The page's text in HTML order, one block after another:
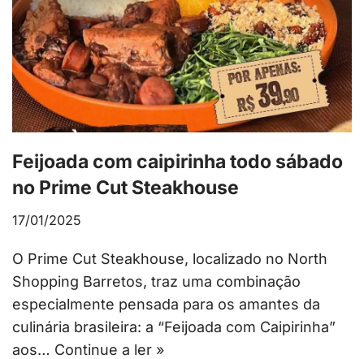
Feijoada com caipirinha todo sábado
no Prime Cut Steakhouse
17/01/2025
O Prime Cut Steakhouse, localizado no North
Shopping Barretos, traz uma combinação
especialmente pensada para os amantes da
culinária brasileira: a “Feijoada com Caipirinha”
aos… Continue a ler »